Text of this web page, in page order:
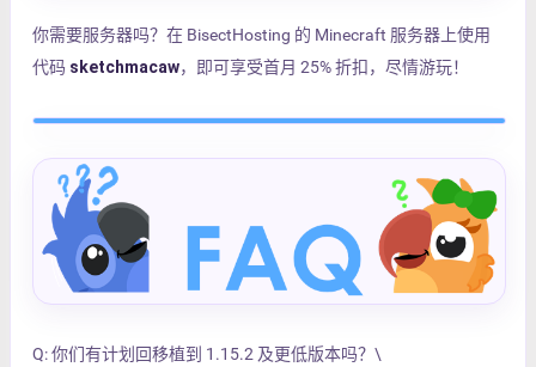
你需要服务器吗？在 BisectHosting 的 Minecraft 服务器上使用
代码 sketchmacaw，即可享受首月 25% 折扣，尽情游玩！
Q: 你们有计划回移植到 1.15.2 及更低版本吗？\